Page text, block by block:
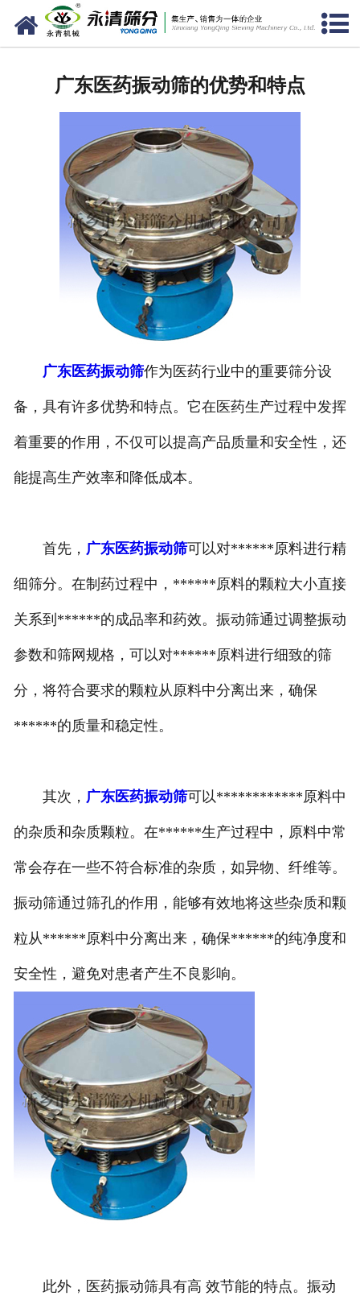
网站首页
产品中心
资质荣誉
服务准则
视频中心
广东医药振动筛的优势和特点
广东医药振动筛作为医药行业中的重要筛分设
备，具有许多优势和特点。它在医药生产过程中发挥
着重要的作用，不仅可以提高产品质量和安全性，还
能提高生产效率和降低成本。
首先， 广东医药振动筛可以对******原料进行精
细筛分。在制药过程中，******原料的颗粒大小直接
关系到******的成品率和药效。振动筛通过调整振动
参数和筛网规格，可以对******原料进行细致的筛
分，将符合要求的颗粒从原料中分离出来，确保
******的质量和稳定性。
其次， 广东医药振动筛可以************原料中
的杂质和杂质颗粒。在******生产过程中，原料中常
常会存在一些不符合标准的杂质，如异物、纤维等。
振动筛通过筛孔的作用，能够有效地将这些杂质和颗
粒从******原料中分离出来，确保******的纯净度和
安全性，避免对患者产生不良影响。
此外，医药振动筛具有高 效节能的特点。振动